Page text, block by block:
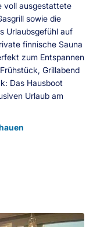
voll ausgestattete
sowie die
Urlaubsgefühl auf
finnische Sauna
zum Entspannen
Grillabend
Das Hausboot
Urlaub am